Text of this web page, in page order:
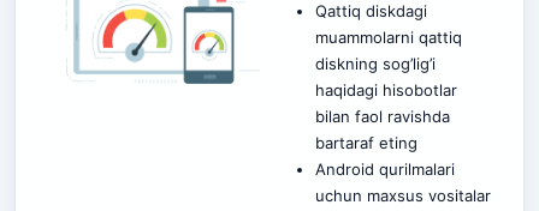
Qattiq diskdagi
muammolarni qattiq
diskning sog’lig’i
haqidagi hisobotlar
bilan faol ravishda
bartaraf eting
Android qurilmalari
uchun maxsus vositalar